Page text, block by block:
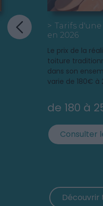
Tarifs
en 2026
Le prix de la
toiture
dans son
varie de 180€ à
de 180 à
Consulter
Découvrir